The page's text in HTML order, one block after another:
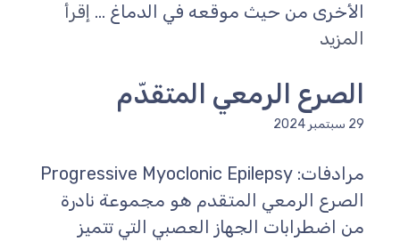
الأخرى من حيث موقعه في الدماغ ... إقرأ
المزيد
الصرع الرمعي المتقدّم
29 سبتمبر 2024
مرادفات: Progressive Myoclonic Epilepsy
الصرع الرمعي المتقدم هو مجموعة نادرة
من اضطرابات الجهاز العصبي التي تتميز